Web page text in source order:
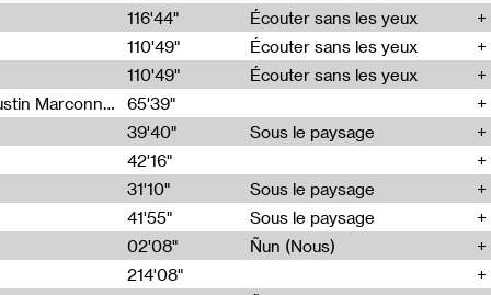
Julie
prend pour
à
leurs
19 autres
à
Portapak qui
racontait le
et
années
pour
116'44"
Écouter sans les yeux
110'49"
Écouter sans les yeux
110'49"
Écouter sans les yeux
Sarah Tritz, Elene Lapiashivili, Justin Marconnet, Mateo Cuche, Esther Lechevalier, Suzie Lecroart, Romance Castelet
65'39"
39'40"
Sous le paysage
42'16"
31'10"
Sous le paysage
41'55"
Sous le paysage
02'08"
Ñun (Nous)
214'08"